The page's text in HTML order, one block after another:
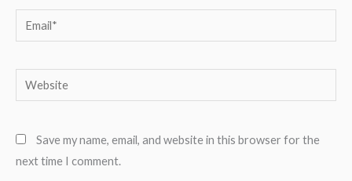
Email*
Website
Save my name, email, and website in this browser for the
next time I comment.